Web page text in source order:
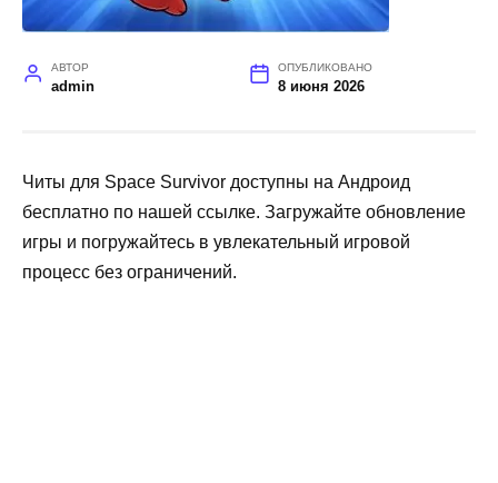
АВТОР
admin
ОПУБЛИКОВАНО
8 июня 2026
Читы для Space Survivor доступны на Андроид
бесплатно по нашей ссылке. Загружайте обновление
игры и погружайтесь в увлекательный игровой
процесс без ограничений.